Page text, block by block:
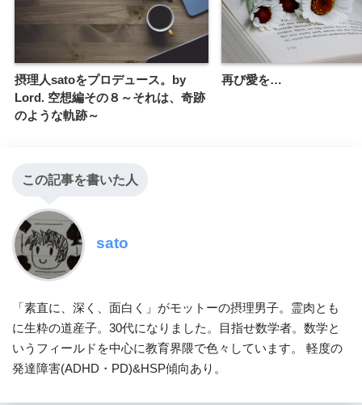
摂理人satoをプロデュース。by
Lord. 空想編その８～それは、奇跡
のような軌跡～
再び愛を…
この記事を書いた人
sato
「素直に、深く、面白く」がモットーの摂理男子。霊肉とも
に生粋の道産子。30代になりました。目指せ数学者。数学と
いうフィールドを中心に教育界隈で色々しています。 軽度の
発達障害(ADHD・PD)&HSP傾向あり。